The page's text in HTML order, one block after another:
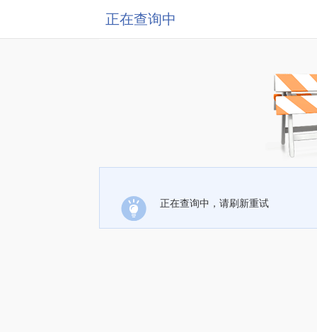
正在查询中
正在查询中，请刷新重试